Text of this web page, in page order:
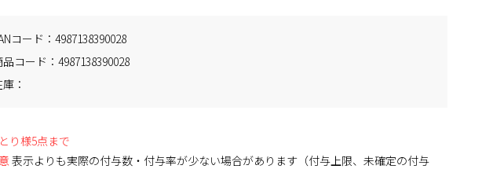
品コード 4987138390028
コード 4987138390028
庫
り様5点まで
表示よりも実際の付与数・付与率が少ない場合があります（付与上限、未確定の付与